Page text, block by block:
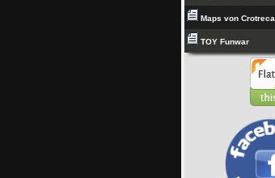
Maps von Crotreca
TOY Funwar